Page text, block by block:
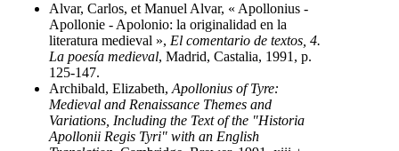
Alvar, Carlos, et Manuel Alvar, « Apollonius -
Apollonie - Apolonio: la originalidad en la
literatura medieval », El comentario de textos, 4.
La poesía medieval, Madrid, Castalia, 1991, p.
125-147.
Archibald, Elizabeth, Apollonius of Tyre:
Medieval and Renaissance Themes and
Variations, Including the Text of the "Historia
Apollonii Regis Tyri" with an English